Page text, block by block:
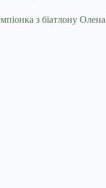
з біатлону